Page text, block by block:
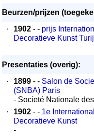
Beurzen/prijzen
·
1902 - - prijs
Decoratieve Kunst
Presentaties (overig):
·
1899 - - Salon de
(SNBA) Paris
- Societé Nationale
·
1902 - - 1e
Decoratieve Kunst
-